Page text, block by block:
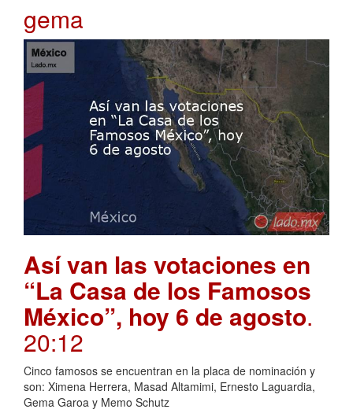
gema
Así van las votaciones en
“La Casa de los Famosos
México”, hoy 6 de agosto.
20:12
Cinco famosos se encuentran en la placa de nominación y
son: Ximena Herrera, Masad Altamimi, Ernesto Laguardia,
Gema Garoa y Memo Schutz